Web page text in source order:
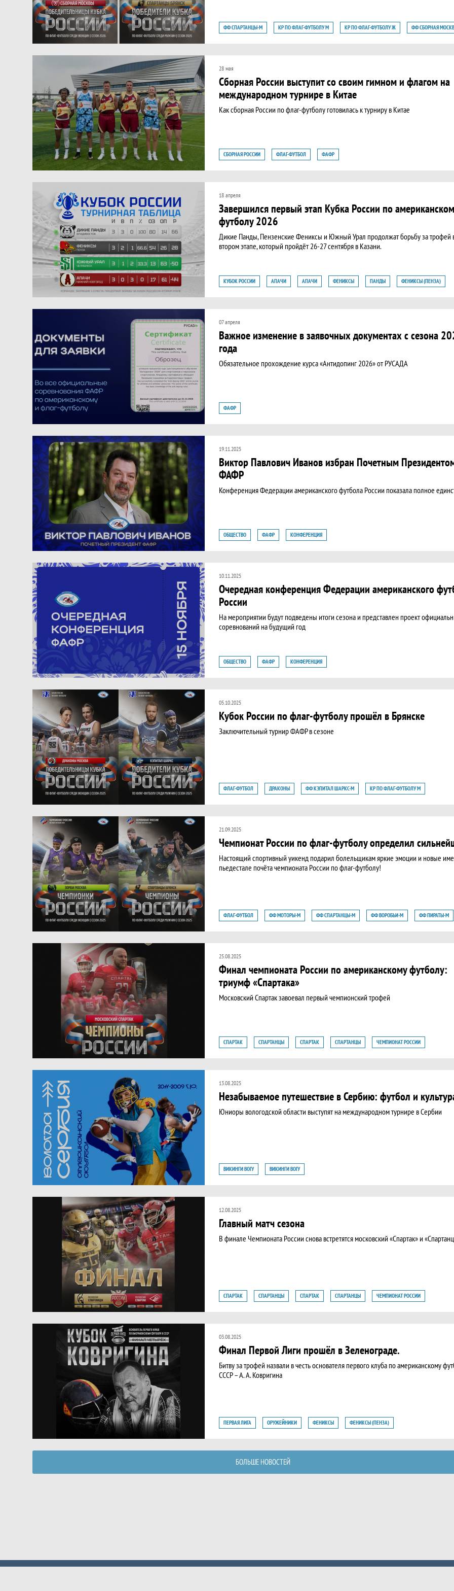
ФФ СПАРТАНЦЫ-М КР ПО ФЛАГ-ФУТБОЛУ М КР ПО ФЛАГ-ФУТБОЛУ Ж ФФ СБОРНАЯ
28 мая
Сборная России выступит со своим гимном и флагом на
международном турнире в Китае
Как сборная России по флаг-футболу готовилась к турниру в Китае
СБОРНАЯ РОССИИ ФЛАГ-ФУТБОЛ ФАФР
18 апреля
Завершился первый этап Кубка России по
футболу 2026
​Дикие Панды, Пензенские Фениксы и Южный Урал продолжат борьбу за трофей
втором этапе, который пройдёт 26-27 сентября в Казани.
КУБОК РОССИИ АПАЧИ АПАЧИ ФЕНИКСЫ ПАНДЫ
ФЕНИКСЫ (ПЕНЗА)
07 апреля
Важное изменение в заявочных документах с сезона
года
Обязательное прохождение курса «Антидопинг 2026» от РУСАДА
ФАФР
19.11.2025
Виктор Павлович Иванов избран Почетным
ФАФР
​Конференция Федерации американского футбола России показала полное
ОБЩЕСТВО ФАФР КОНФЕРЕНЦИЯ
10.11.2025
Очередная конференция Федерации американского
России
На мероприятии будут подведены итоги сезона и представлен проект
соревнований на будущий год
ОБЩЕСТВО ФАФР КОНФЕРЕНЦИЯ
05.10.2025
Кубок России по флаг-футболу прошёл в Брянске
Заключительный турнир ФАФР в сезоне
ФЛАГ-ФУТБОЛ ДРАКОНЫ ФФ КЭПИТАЛ ШАРКС-М
КР ПО ФЛАГ-ФУТБОЛУ М
21.09.2025
Чемпионат России по флаг-футболу определил
Настоящий спортивный уикенд подарил болельщикам яркие эмоции и новые
пьедестале почёта чемпионата России по флаг-футболу!
ФЛАГ-ФУТБОЛ ФФ МОТОРЫ-М ФФ СПАРТАНЦЫ-М ФФ ВОРОБЬИ-М
ФФ ПИРАТЫ-М
25.08.2025
Финал чемпионата России по американскому футболу:
триумф «Спартака»
Московский Спартак завоевал первый чемпионский трофей
СПАРТАК СПАРТАНЦЫ СПАРТАК СПАРТАНЦЫ ЧЕМПИОНАТ РОССИИ
13.08.2025
Незабываемое путешествие в Сербию: футбол и
Юниоры вологодской области выступят на международном турнире в Сербии
ВИКИНГИ ВОГУ ВИКИНГИ ВОГУ
12.08.2025
Главный матч сезона
В финале Чемпионата России снова встретятся московский «Спартак» и
СПАРТАК СПАРТАНЦЫ СПАРТАК СПАРТАНЦЫ ЧЕМПИОНАТ РОССИИ
03.08.2025
Финал Первой Лиги прошёл в Зеленограде.
Битву за трофей назвали в честь основателя первого клуба по американскому
СССР – А. А. Ковригина
ПЕРВАЯ ЛИГА ОРУЖЕЙНИКИ ФЕНИКСЫ
ФЕНИКСЫ (ПЕНЗА)
БОЛЬШЕ НОВОСТЕЙ